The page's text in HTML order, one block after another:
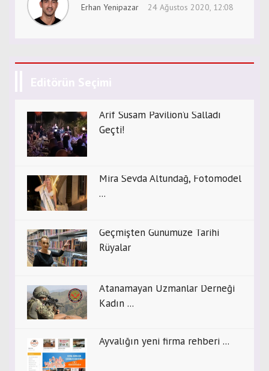
Erhan Yenipazar 24 Ağustos 2020, 12:08
Editörün Seçimi
Arif Susam Pavilion’u Salladı
Geçti!
Mira Sevda Altundağ, Fotomodel
...
Geçmişten Günümüze Tarihi
Rüyalar
Atanamayan Uzmanlar Derneği
Kadın ...
Ayvalığın yeni firma rehberi ...